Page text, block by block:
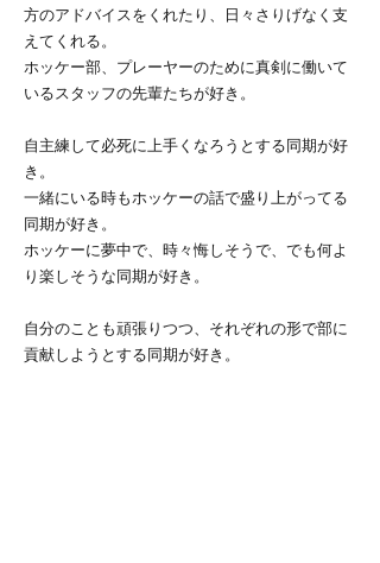
方のアドバイスをくれたり、日々さりげなく支
えてくれる。
ホッケー部、プレーヤーのために真剣に働いて
いるスタッフの先輩たちが好き。
自主練して必死に上手くなろうとする同期が好
き。
一緒にいる時もホッケーの話で盛り上がってる
同期が好き。
ホッケーに夢中で、時々悔しそうで、でも何よ
り楽しそうな同期が好き。
自分のことも頑張りつつ、それぞれの形で部に
貢献しようとする同期が好き。